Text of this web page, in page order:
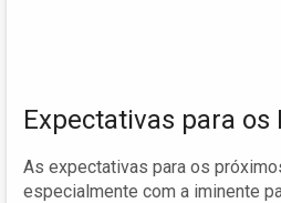
Expectativas para
As expectativas para os
especialmente com a iminente